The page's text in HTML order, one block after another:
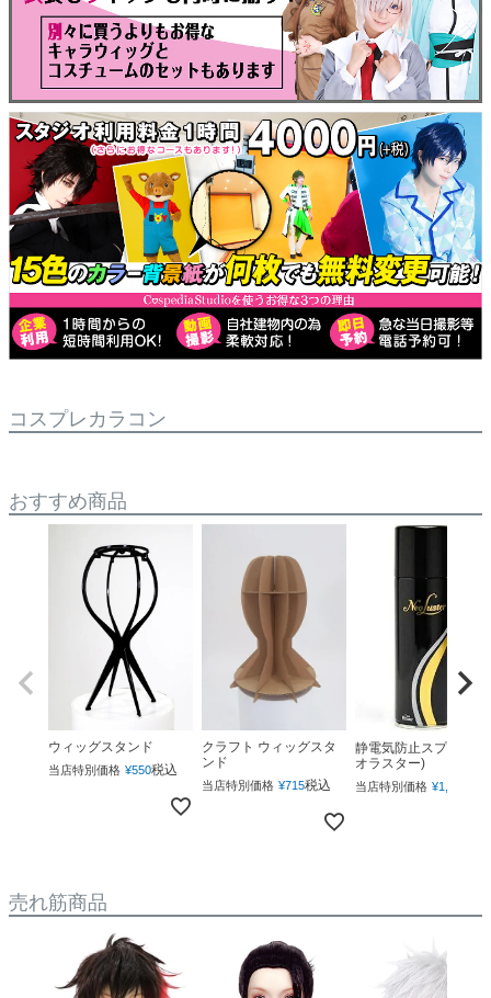
コスプレカラコン
おすすめ商品
ウィッグスタンド
当店特別価格 ¥550税込
クラフト ウィッグスタ
ンド
当店特別価格 ¥715税込
静電気防止スプレー(ネ
オラスター)
当店特別価格 ¥1,760
売れ筋商品